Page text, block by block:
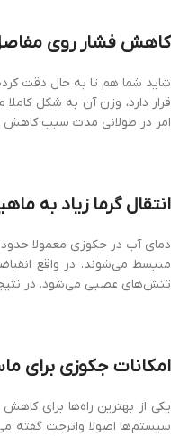
کاهش فشار روی مفاصل
شاید شما هم تا به حال دقت
امر در طولانی مدت سبب کاهش
انتقال گرما زیاد به
منبسط می‌شوند. در واقع
تنش‌های عصبی می‌شود. در
امکانات جکوزی برای
یکی از بهترین راه‌ها برای
سیستم‌ها اصولا واترجت گفته